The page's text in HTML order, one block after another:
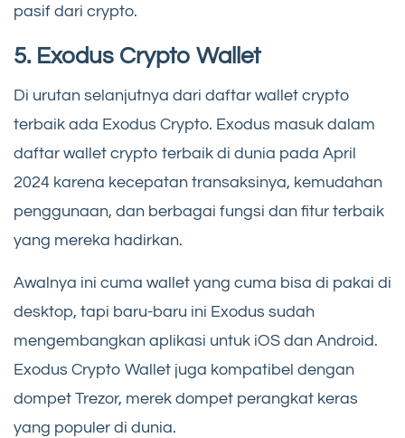
pasif dari crypto.
5. Exodus Crypto Wallet
Di urutan selanjutnya dari daftar wallet crypto
terbaik ada Exodus Crypto. Exodus masuk dalam
daftar wallet crypto terbaik di dunia pada April
2024 karena kecepatan transaksinya, kemudahan
penggunaan, dan berbagai fungsi dan fitur terbaik
yang mereka hadirkan.
Awalnya ini cuma wallet yang cuma bisa di pakai di
desktop, tapi baru-baru ini Exodus sudah
mengembangkan aplikasi untuk iOS dan Android.
Exodus Crypto Wallet juga kompatibel dengan
dompet Trezor, merek dompet perangkat keras
yang populer di dunia.